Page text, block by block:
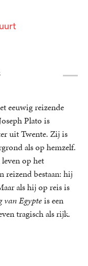
eeuwig reizende
Plato is
uit Twente. Zij is
als op hemzelf.
op het
reizend bestaan: hij
als hij op reis is
van Egypteis een
tragisch als rijk.